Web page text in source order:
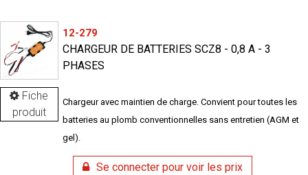
Fiche
produit
12-279
CHARGEUR DE BATTERIES SCZ8 - 0,8 A - 3
PHASES
Chargeur avec maintien de charge. Convient pour toutes les
batteries au plomb conventionnelles sans entretien (AGM et
gel).
Se connecter pour voir les prix